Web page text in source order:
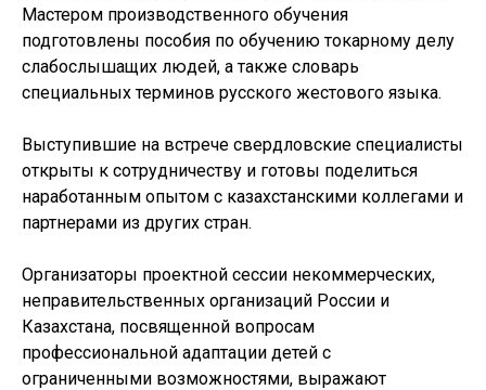
Мастером производственного обучения
подготовлены пособия по обучению токарному делу
слабослышащих людей, а также словарь
специальных терминов русского жестового языка.
Выступившие на встрече свердловские специалисты
открыты к сотрудничеству и готовы поделиться
наработанным опытом с казахстанскими коллегами и
партнерами из других стран.
Организаторы проектной сессии некоммерческих,
неправительственных организаций России и
Казахстана, посвященной вопросам
профессиональной адаптации детей с
ограниченными возможностями, выражают